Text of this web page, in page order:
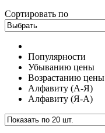
Сортировать по
Популярности
Убыванию цены
Возрастанию цены
Алфавиту (А-Я)
Алфавиту (Я-А)